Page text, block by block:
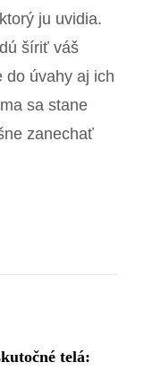
ju uvidia.
šíriť váš
do úvahy aj ich
sa stane
zanechať
telá: